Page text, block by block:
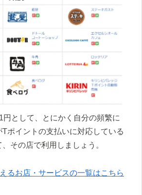
円として、とにかく自分の頻繁に
ポイントの支払いに対応している
その店で利用しましょう。
るお店・サービスの一覧はこちら